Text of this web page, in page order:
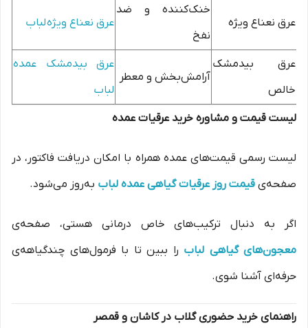
عرق نعناع ویژه
خنک‌کننده و ضد
نفخ
عرق نعناع ویژه لباب
عرق بیدمشک
خالص
آرامش‌بخش و معطر
عرق بیدمشک عمده
لباب
لیست قیمت و مشاوره خرید عرقیات عمده
لیست رسمی قیمت‌های عمده همراه با امکان دریافت فاکتور، در
صفحه‌ی قیمت روز عرقیات گیاهی عمده لباب به‌روز می‌شود.
اگر به دنبال ترکیب‌های خاص درمانی هستی، صفحه‌ی
معجون‌های گیاهی لباب را ببین تا با فرمول‌های چندگیاهه‌ی
حرفه‌ای آشنا شوی.
راهنمای خرید حضوری گلاب در کاشان و قمصر